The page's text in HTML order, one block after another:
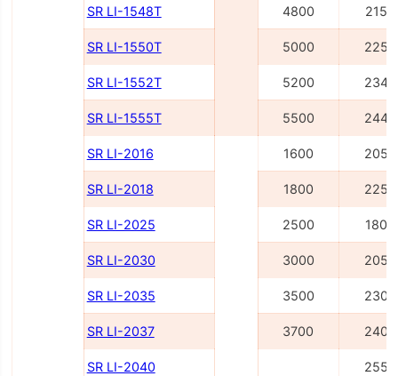
SR LI-1548Т 4800 2155
SR LI-1550Т 5000 2255
SR LI-1552Т 5200 2345
SR LI-1555Т 5500 2445
SR LI-2016 1600 2055
SR LI-2018 1800 2255
SR LI-2025 2500 1805
SR LI-2030 3000 2055
SR LI-2035 3500 2305
SR LI-2037 3700 2405
SR LI-2040
2555